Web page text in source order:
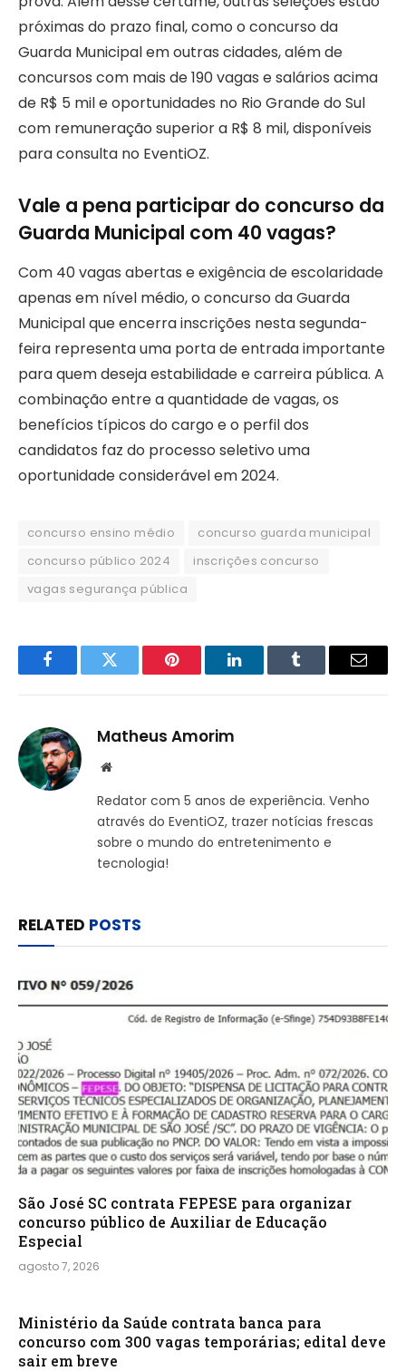
próximas do prazo final, como o concurso da
Guarda Municipal em outras cidades, além de
concursos com mais de 190 vagas e salários acima
de R$ 5 mil e oportunidades no Rio Grande do Sul
com remuneração superior a R$ 8 mil, disponíveis
para consulta no EventiOZ.
Vale a pena participar do concurso da
Guarda Municipal com 40 vagas?
Com 40 vagas abertas e exigência de escolaridade
apenas em nível médio, o concurso da Guarda
Municipal que encerra inscrições nesta segunda-
feira representa uma porta de entrada importante
para quem deseja estabilidade e carreira pública. A
combinação entre a quantidade de vagas, os
benefícios típicos do cargo e o perfil dos
candidatos faz do processo seletivo uma
oportunidade considerável em 2024.
concurso ensino médio
concurso guarda municipal
concurso público 2024
inscrições concurso
vagas segurança pública
FacebookTwitter Pinterest LinkedInTumblr Email
Matheus Amorim
Website
Redator com 5 anos de experiência. Venho
através do EventiOZ, trazer notícias frescas
sobre o mundo do entretenimento e
tecnologia!
RELATED POSTS
São José SC contrata FEPESE para organizar
concurso público de Auxiliar de Educação
Especial
agosto 7, 2026
Ministério da Saúde contrata banca para
concurso com 300 vagas temporárias; edital deve
sair em breve